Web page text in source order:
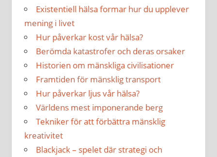
Existentiell hälsa formar hur du upplever
mening i livet
Hur påverkar kost vår hälsa?
Berömda katastrofer och deras orsaker
Historien om mänskliga civilisationer
Framtiden för mänsklig transport
Hur påverkar ljus vår hälsa?
Världens mest imponerande berg
Tekniker för att förbättra mänsklig
kreativitet
Blackjack – spelet där strategi och